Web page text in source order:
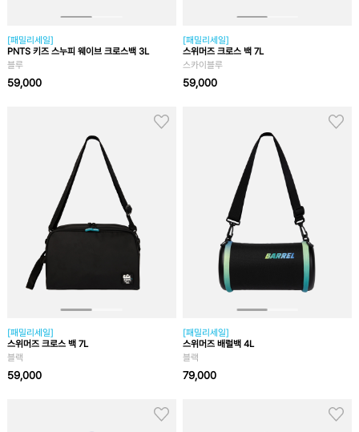
[패밀리세일]
PNTS 키즈 스누피 웨이브 크로스백 3L
블루
59,000
[패밀리세일]
스위머즈 크로스 백 7L
스카이블루
59,000
[패밀리세일]
스위머즈 크로스 백 7L
블랙
59,000
[패밀리세일]
스위머즈 배럴백 4L
블랙
79,000